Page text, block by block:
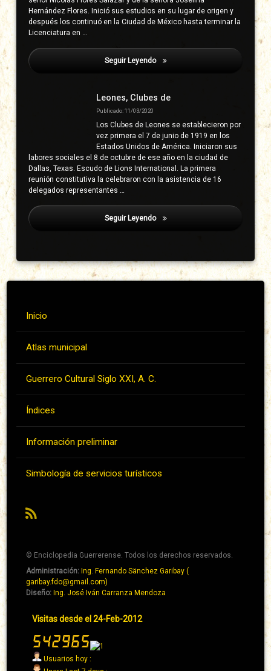
Hernández Flores. Inició sus estudios en su lugar de origen y
después los continuó en la Ciudad de México hasta terminar la
Licenciatura en …
Seguir Leyendo Armora Y González, Serafín María
Leones, Clubes de
Publicado: 11/03/2020
Los Clubes de Leones se establecieron por
vez primera el 7 de junio de 1919 en los
Estados Unidos de América. Iniciaron sus
labores sociales el 8 de octubre de ese año en la ciudad de
Dallas, Texas. Escudo de Lions International. La primera
reunión constitutiva la celebraron con la asistencia de 16
delegados representantes …
Seguir Leyendo Armora Y González, Serafín María
Inicio
Atlas municipal
Guerrero Cultural Siglo XXI, A. C.
Índices
Información preliminar
Simbología de servicios turísticos
RSS
© Enciclopedia Guerrerense. Todos los derechos reservados.
Pie
de
→
Abaixo
Administración:Ing. Fernando Sänchez Garibay (
garibay.fdo@gmail.com)
Diseño:Ing. José Iván Carranza Mendoza
de
página
→
Visitas desde el 24-Feb-2012
Usuarios hoy :